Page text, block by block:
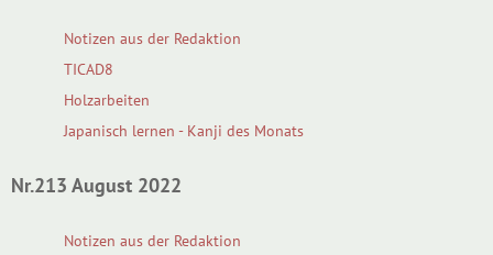
Notizen aus der Redaktion
TICAD8
Holzarbeiten
Japanisch lernen - Kanji des Monats
Nr.213 August 2022
Notizen aus der Redaktion